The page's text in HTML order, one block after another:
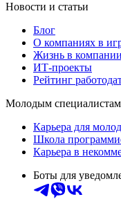
Новости и статьи
Блог
О компаниях в
Жизнь в компании
ИТ-проекты
Рейтинг
Молодым специалистам
Карьера для
Школа
Карьера в
Боты для